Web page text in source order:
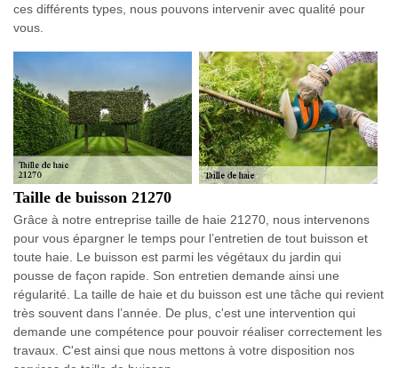
ces différents types, nous pouvons intervenir avec qualité pour
vous.
Taille de buisson 21270
Grâce à notre entreprise taille de haie 21270, nous intervenons
pour vous épargner le temps pour l’entretien de tout buisson et
toute haie. Le buisson est parmi les végétaux du jardin qui
pousse de façon rapide. Son entretien demande ainsi une
régularité. La taille de haie et du buisson est une tâche qui revient
très souvent dans l’année. De plus, c'est une intervention qui
demande une compétence pour pouvoir réaliser correctement les
travaux. C'est ainsi que nous mettons à votre disposition nos